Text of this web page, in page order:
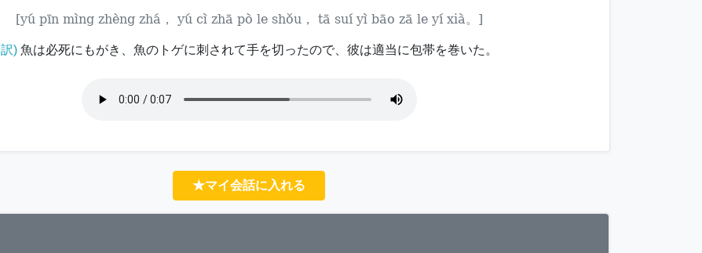
[yú pīn mìng zhèng zhá， yú cì zhā pò le shǒu， tā suí yì bāo zā le yí xià。]
訳)魚は必死にもがき、魚のトゲに刺されて手を切ったので、彼は適当に包帯を巻いた。
★マイ会話に入れる